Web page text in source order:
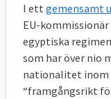
I ett gemensamt
EU-kommissionär
egyptiska
som har över nio
nationalitet inom
“framgångsrikt